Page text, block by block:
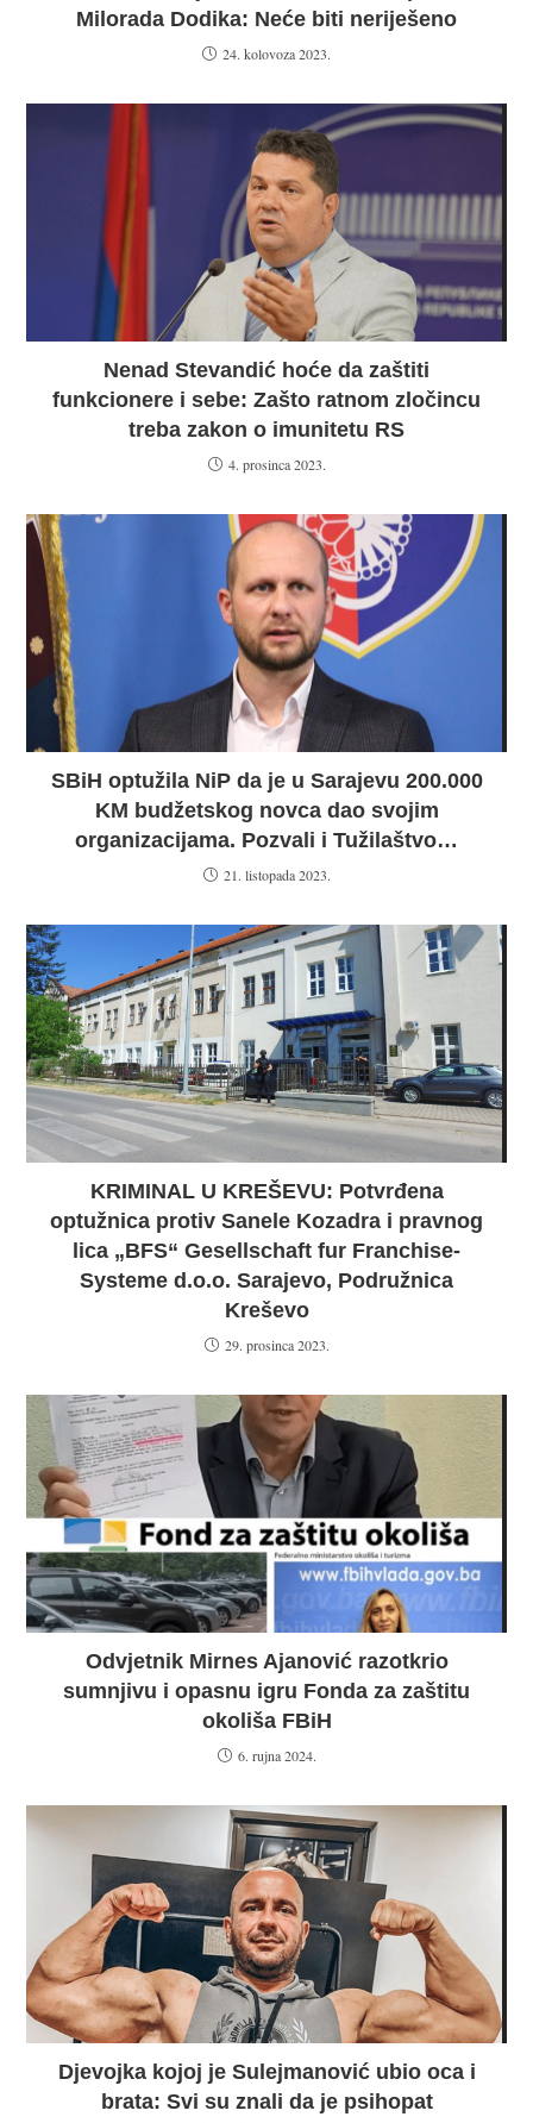
Milorada Dodika: Neće biti neriješeno
24. kolovoza 2023.
Nenad Stevandić hoće da zaštiti
funkcionere i sebe: Zašto ratnom zločincu
treba zakon o imunitetu RS
4. prosinca 2023.
SBiH optužila NiP da je u Sarajevu 200.000
KM budžetskog novca dao svojim
organizacijama. Pozvali i Tužilaštvo…
21. listopada 2023.
KRIMINAL U KREŠEVU: Potvrđena
optužnica protiv Sanele Kozadra i pravnog
lica „BFS“ Gesellschaft fur Franchise-
Systeme d.o.o. Sarajevo, Podružnica
Kreševo
29. prosinca 2023.
Odvjetnik Mirnes Ajanović razotkrio
sumnjivu i opasnu igru Fonda za zaštitu
okoliša FBiH
6. rujna 2024.
Djevojka kojoj je Sulejmanović ubio oca i
brata: Svi su znali da je psihopat